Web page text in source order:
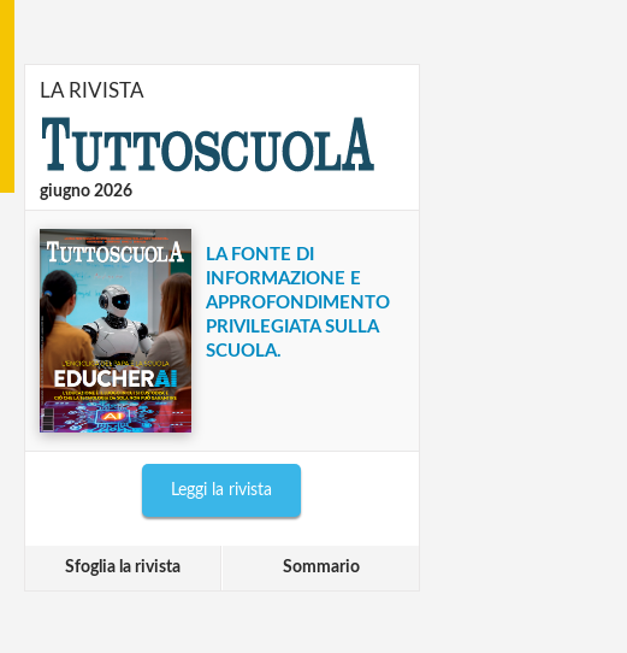
LA RIVISTA
giugno 2026
LA FONTE DI
INFORMAZIONE E
APPROFONDIMENTO
PRIVILEGIATA SULLA
SCUOLA.
Leggi la rivista
Sfoglia la rivista Sommario